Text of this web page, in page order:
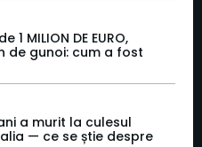
MILION DE EURO,
de gunoi: cum a fost
a murit la culesul
— ce se știe despre